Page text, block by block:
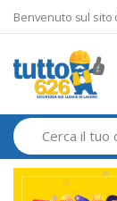
Benvenuto sul sito
Search